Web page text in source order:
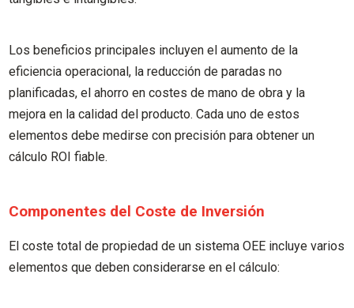
Los beneficios principales incluyen el aumento de la
eficiencia operacional, la reducción de paradas no
planificadas, el ahorro en costes de mano de obra y la
mejora en la calidad del producto. Cada uno de estos
elementos debe medirse con precisión para obtener un
cálculo ROI fiable.
Componentes del Coste de Inversión
El coste total de propiedad de un sistema OEE incluye varios
elementos que deben considerarse en el cálculo: